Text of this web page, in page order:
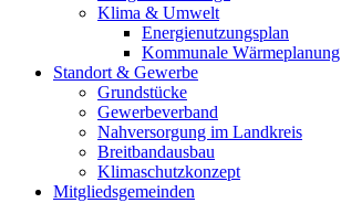
Klima & Umwelt
Energienutzungsplan
Kommunale Wärmeplanung
Standort & Gewerbe
Grundstücke
Gewerbeverband
Nahversorgung im Landkreis
Breitbandausbau
Klimaschutzkonzept
Mitgliedsgemeinden